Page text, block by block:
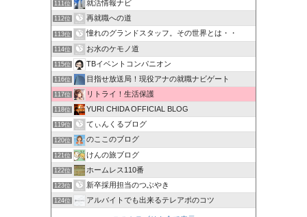
111位 就活情報ナビ
112位 再就職への道
113位 憧れのグランドスタッフ。その世界とは・・
114位 お水のケモノ道
115位 TBイベントコンパニオン
116位 目指せ放送局！現役アナの就職ナビゲート
117位 リトライ！生活保護
118位 YURI CHIDA OFFICIAL BLOG
119位 てぃんくるブログ
120位 のここのブログ
121位 けんの旅ブログ
122位 ホームレス110番
123位 新卒採用担当のつぶやき
124位 アルバイトでも出来るテレアポのコツ